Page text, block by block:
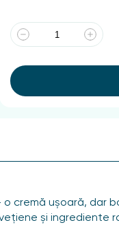
o cremă ușoară, dar
și ingrediente